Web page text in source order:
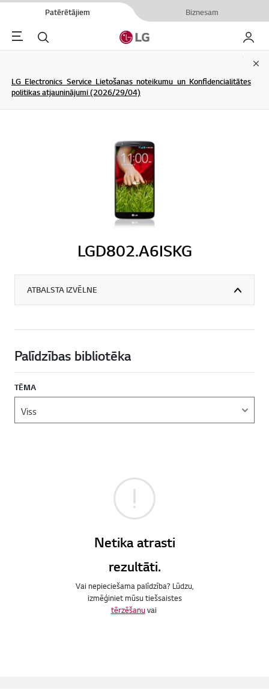
Patērētājiem Biznesam
Menu Meklēt Mans
LG Electronics Service Lietošanas noteikumu un Konfidencialitātes
politikas atjauninājumi (2026/29/04)
LGD802.A6ISKG
ATBALSTA IZVĒLNE
Palīdzības bibliotēka
TĒMA
Netika atrasti
rezultāti.
Vai nepieciešama palīdzība? Lūdzu,
izmēģiniet mūsu tiešsaistes
tērzēšanuvai